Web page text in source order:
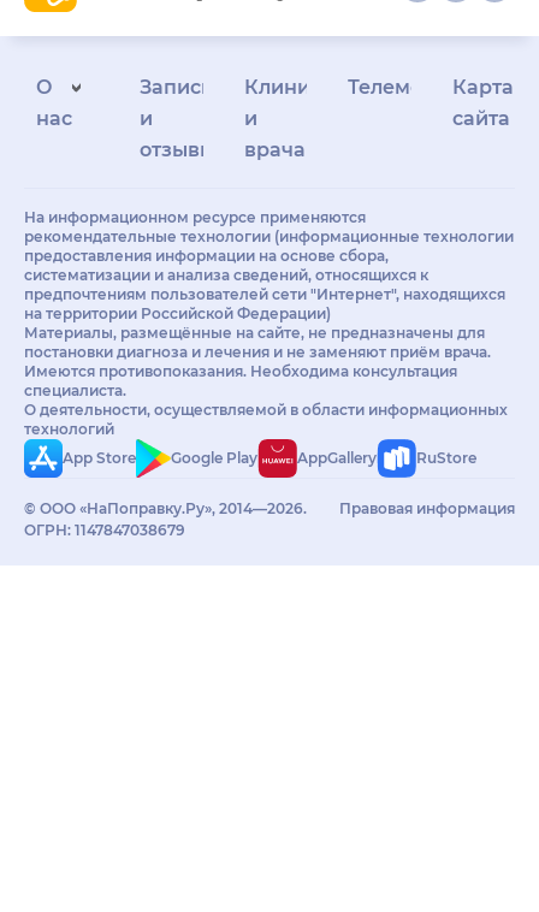
О
нас
Запись
и
отзывы
Клиникам
и
врачам
Телемедицина
Карта
сайта
На информационном ресурсе применяются
рекомендательные технологии (информационные технологии
предоставления информации на основе сбора,
систематизации и анализа сведений, относящихся к
предпочтениям пользователей сети "Интернет", находящихся
на территории Российской Федерации)
Материалы, размещённые на сайте, не предназначены для
постановки диагноза и лечения и не заменяют приём врача.
Имеются противопоказания. Необходима консультация
специалиста.
О деятельности, осуществляемой в области информационных
технологий
App Store
Google Play AppGallery RuStore
© ООО «НаПоправку.Ру», 2014—2026.
ОГРН: 1147847038679
Правовая информация